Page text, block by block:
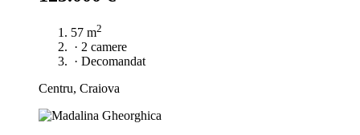
57 m2
· 2 camere
· Decomandat
Centru, Craiova